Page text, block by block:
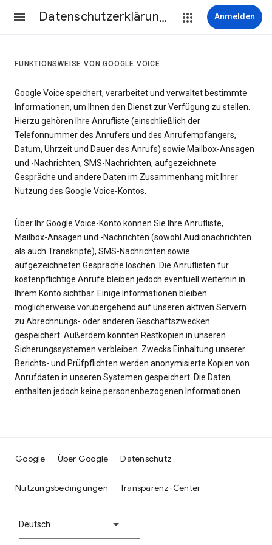
Datenschutzerklärung & Nutzungsbedingungen Anmelden
FUNKTIONSWEISE VON GOOGLE VOICE
Google Voice speichert, verarbeitet und verwaltet bestimmte
Informationen, um Ihnen den Dienst zur Verfügung zu stellen.
Hierzu gehören Ihre Anrufliste (einschließlich der
Telefonnummer des Anrufers und des Anrufempfängers,
Datum, Uhrzeit und Dauer des Anrufs) sowie Mailbox-Ansagen
und -Nachrichten, SMS-Nachrichten, aufgezeichnete
Gespräche und andere Daten im Zusammenhang mit Ihrer
Nutzung des Google Voice-Kontos.
Über Ihr Google Voice-Konto können Sie Ihre Anrufliste,
Mailbox-Ansagen und -Nachrichten (sowohl Audionachrichten
als auch Transkripte), SMS-Nachrichten sowie
aufgezeichneten Gespräche löschen. Die Anruflisten für
kostenpflichtige Anrufe bleiben jedoch eventuell weiterhin in
Ihrem Konto sichtbar. Einige Informationen bleiben
möglicherweise vorübergehend auf unseren aktiven Servern
zu Abrechnungs- oder anderen Geschäftszwecken
gespeichert. Außerdem könnten Restkopien in unseren
Sicherungssystemen verbleiben. Zwecks Einhaltung unserer
Berichts- und Prüfpflichten werden anonymisierte Kopien von
Anrufdaten in unseren Systemen gespeichert. Die Daten
enthalten jedoch keine personenbezogenen Informationen.
Google Über Google Datenschutz
Nutzungsbedingungen Transparenz-Center
Deutsch